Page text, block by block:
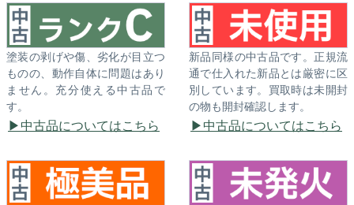
塗装の剥げや傷、劣化が目立つ
ものの、動作自体に問題はあり
ません。充分使える中古品で
す。
中古品についてはこちら
新品同様の中古品です。正規流
通で仕入れた新品とは厳密に区
別しています。買取時は未開封
の物も開封確認します。
中古品についてはこちら